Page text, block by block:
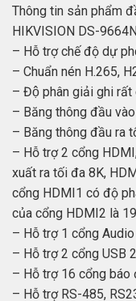
Thông tin sản phẩm
HIKVISION DS-
– Hỗ trợ chế độ dự
– Chuẩn nén H.265,
– Độ phân giải ghi rất
– Băng thông đầu
– Băng thông đầu ra
– Hỗ trợ 2 cổng
xuất ra tối đa 8K,
cổng HDMI1 có độ
của cổng HDMI2 là
– Hỗ trợ 1 cổng
– Hỗ trợ 2 cổng USB
– Hỗ trợ 16 cổng báo
– Hỗ trợ RS-485,